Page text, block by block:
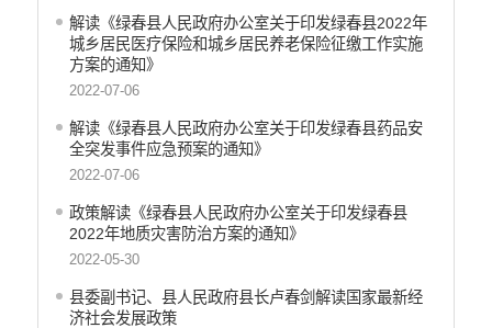
解读《绿春县人民政府办公室关于印发绿春县2022年
城乡居民医疗保险和城乡居民养老保险征缴工作实施
方案的通知》
2022-07-06
解读《绿春县人民政府办公室关于印发绿春县药品安
全突发事件应急预案的通知》
2022-07-06
政策解读《绿春县人民政府办公室关于印发绿春县
2022年地质灾害防治方案的通知》
2022-05-30
县委副书记、县人民政府县长卢春剑解读国家最新经
济社会发展政策